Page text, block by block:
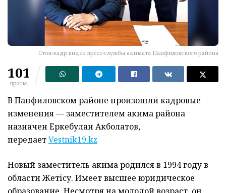
Стоп-кадр видео пресс-службы акимата Панфиловского района
101
просм.
В Панфиловском районе произошли кадровые
изменения — заместителем акима района
назначен Еркебулан Акболатов,
передаетVestnik19.kz
Новый заместитель акима родился в 1994 году в
области Жетісу. Имеет высшее юридическое